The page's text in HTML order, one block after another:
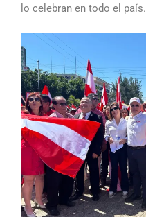
lo celebran en todo el país.